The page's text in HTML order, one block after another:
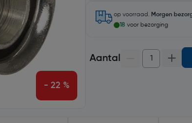
- 22 %
op voorraad. Morgen
18 voor bezorging
Aantal